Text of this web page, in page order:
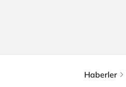
Haberler